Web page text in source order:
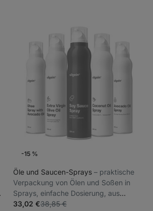
-15 %
Öle und Saucen-Sprays ⁠–⁠ praktische
Verpackung von Ölen und Soßen in
Sprays, einfache Dosierung, aus
hochwertigen Zutaten hergestellt
33,02 €38,85 €